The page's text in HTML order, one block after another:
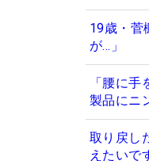
19歳・菅
が…」
「腰に
製品にニ
取り戻し
えたいで